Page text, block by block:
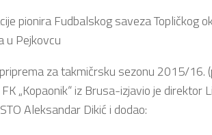
pionira Fudbalskog saveza Topličkog
u Pejkovcu
za takmičrsku sezonu 2015/16.
„Kopaonik“ iz Brusa-izjavio je direktor
Aleksandar Dikić i dodao: